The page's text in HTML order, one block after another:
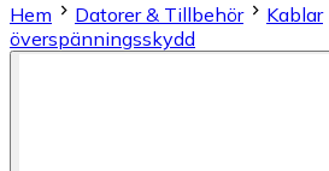
Hem
Datorer & Tillbehör Kablar
överspänningsskydd